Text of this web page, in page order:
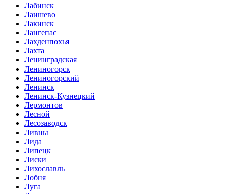
Лабинск
Лаишево
Лакинск
Лангепас
Лахденпохья
Лахта
Ленинградская
Лениногорск
Лениногорский
Ленинск
Ленинск-Кузнецкий
Лермонтов
Лесной
Лесозаводск
Ливны
Лида
Липецк
Лиски
Лихославль
Лобня
Луга